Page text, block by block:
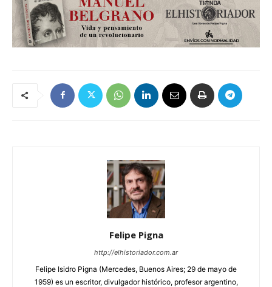
Felipe Pigna
http://elhistoriador.com.ar
Felipe Isidro Pigna (Mercedes, Buenos Aires; 29 de mayo de
1959) es un escritor, divulgador histórico, profesor argentino,